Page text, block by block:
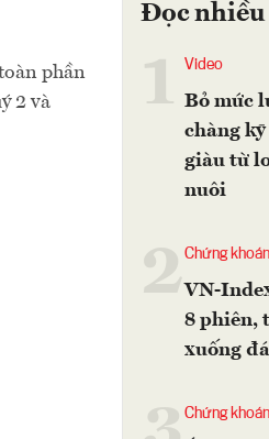
phần
2 và
Đọc
Video
Bỏ mức
chàng kỹ
giàu từ
nuôi
2Chứng khoán
VN-
8 phiên,
xuống
Chứng khoán